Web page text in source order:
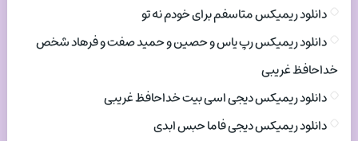
دانلود ریمیکس متاسفم برای خودم نه تو
دانلود ریمیکس رپ یاس و حصین و حمید صفت و فرهاد شخص
خداحافظ غریبی
دانلود ریمیکس دیجی اسی بیت خداحافظ غریبی
دانلود ریمیکس دیجی فاما حبس ابدی